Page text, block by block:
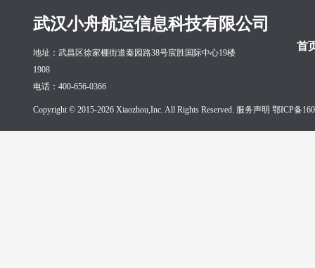
武汉小舟航运信息科技有限公司
首
地址：武昌区徐家棚街道秦园路38号宸胜国际中心19楼
1908
电话：400-656-0366
Copyright © 2015-2026 Xiaozhou,Inc. All Rights Reserved. 服务声明 鄂ICP备